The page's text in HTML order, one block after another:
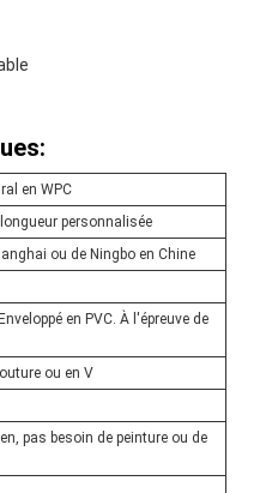
en WPC
personnalisée
ou de Ningbo en Chine
en PVC. À l'épreuve de
ou en V
pas besoin de peinture ou de